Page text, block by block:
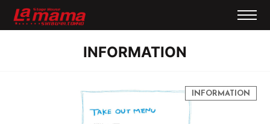
INFORMATION